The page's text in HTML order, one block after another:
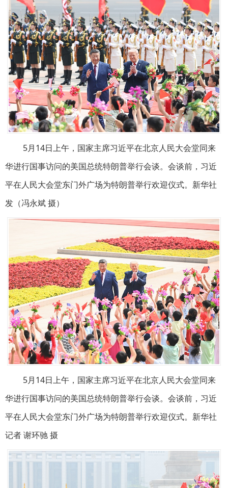
5月14日上午，国家主席习近平在北京人民大会堂同来
华进行国事访问的美国总统特朗普举行会谈。会谈前，习近
平在人民大会堂东门外广场为特朗普举行欢迎仪式。新华社
发（冯永斌 摄）
5月14日上午，国家主席习近平在北京人民大会堂同来
华进行国事访问的美国总统特朗普举行会谈。会谈前，习近
平在人民大会堂东门外广场为特朗普举行欢迎仪式。新华社
记者 谢环驰 摄